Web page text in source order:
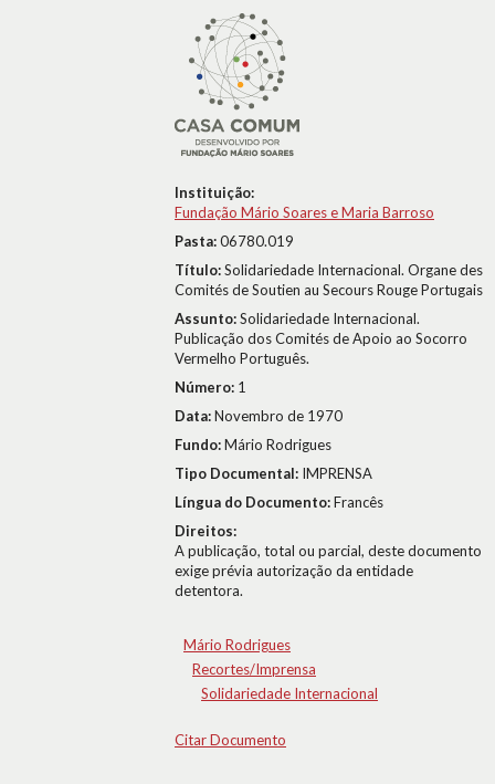
Instituição:
Fundação Mário Soares e Maria Barroso
Pasta:06780.019
Título:Solidariedade Internacional. Organe des
Comités de Soutien au Secours Rouge Portugais
Assunto:Solidariedade Internacional.
Publicação dos Comités de Apoio ao Socorro
Vermelho Português.
Número: 1
Data:Novembro de 1970
Fundo:Mário Rodrigues
Tipo Documental: IMPRENSA
Língua do Documento:Francês
Direitos:
A publicação, total ou parcial, deste documento
exige prévia autorização da entidade
detentora.
Mário Rodrigues
Recortes/Imprensa
Solidariedade Internacional
Citar Documento